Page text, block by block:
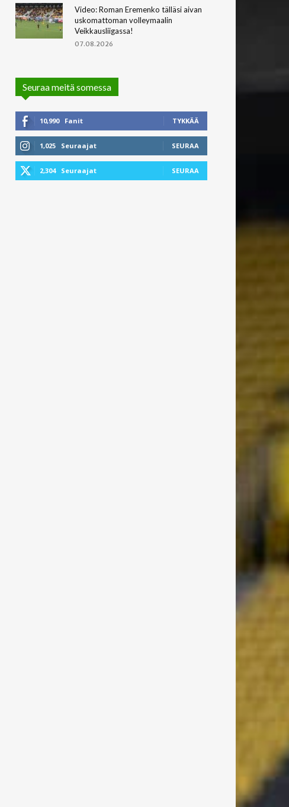
Video: Roman Eremenko tälläsi aivan
uskomattoman volleymaalin
Veikkausliigassa!
07.08.2026
Seuraa meitä somessa
10,990 Fanit TYKKÄÄ
1,025 Seuraajat SEURAA
2,304 Seuraajat SEURAA